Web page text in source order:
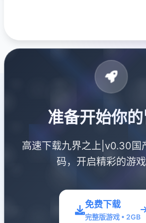
准备开始你
高速下载九界之上|v0.30国
码，开启精彩的游
免费下载
完整版游戏 • 2GB